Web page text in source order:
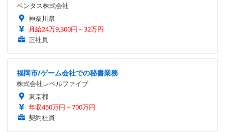
ベンタス株式会社
神奈川県
月給24万9,300円～32万円
正社員
福岡市/ゲーム会社での秘書業務
株式会社レベルファイブ
東京都
年収450万円～700万円
契約社員